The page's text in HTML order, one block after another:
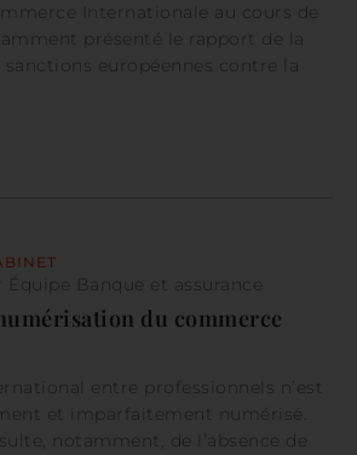
Internationale au cours de
présenté le rapport de la
sanctions européennes contre la
Équipe Banque et assurance
du commerce
entre professionnels n’est
et imparfaitement numérisé.
notamment, de l’absence de